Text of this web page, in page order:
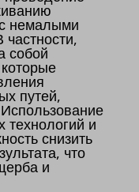
немалыми
собой
путей,
технологий и
снизить
что
и